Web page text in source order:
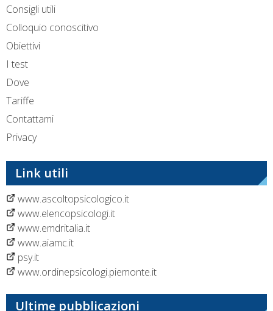
Consigli utili
Colloquio conoscitivo
Obiettivi
I test
Dove
Tariffe
Contattami
Privacy
Link utili
www.ascoltopsicologico.it
www.elencopsicologi.it
www.emdritalia.it
www.aiamc.it
psy.it
www.ordinepsicologi.piemonte.it
Ultime pubblicazioni